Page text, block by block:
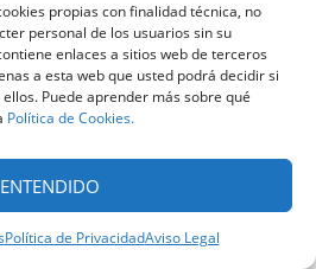
propias con finalidad técnica, no
personal de los usuarios sin su
enlaces a sitios web de terceros
a esta web que usted podrá decidir si
Puede aprender más sobre qué
Política de Cookies.
ENTENDIDO
Política de PrivacidadAviso Legal
S.A Carretera de Sant
Sant Jordi de Ses Salines.
+34 971 301 263